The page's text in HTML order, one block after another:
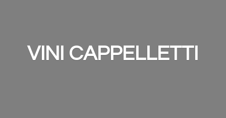
VINI CAPPELLETTI